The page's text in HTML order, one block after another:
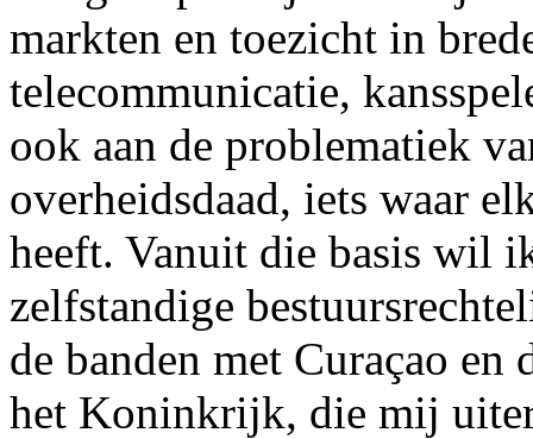
markten en toezicht in
telecommunicatie,
ook aan de problematiek
overheidsdaad, iets waar
heeft. Vanuit die basis wil
zelfstandige
de banden met Curaçao en
het Koninkrijk, die mij